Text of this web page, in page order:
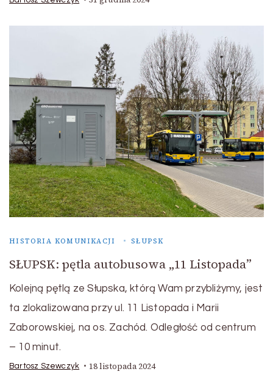
HISTORIA KOMUNIKACJI SŁUPSK
SŁUPSK: pętla autobusowa „11 Listopada”
Kolejną pętlą ze Słupska, którą Wam przybliżymy, jest
ta zlokalizowana przy ul. 11 Listopada i Marii
Zaborowskiej, na os. Zachód. Odległość od centrum
– 10 minut.
Bartosz Szewczyk 18 listopada 2024